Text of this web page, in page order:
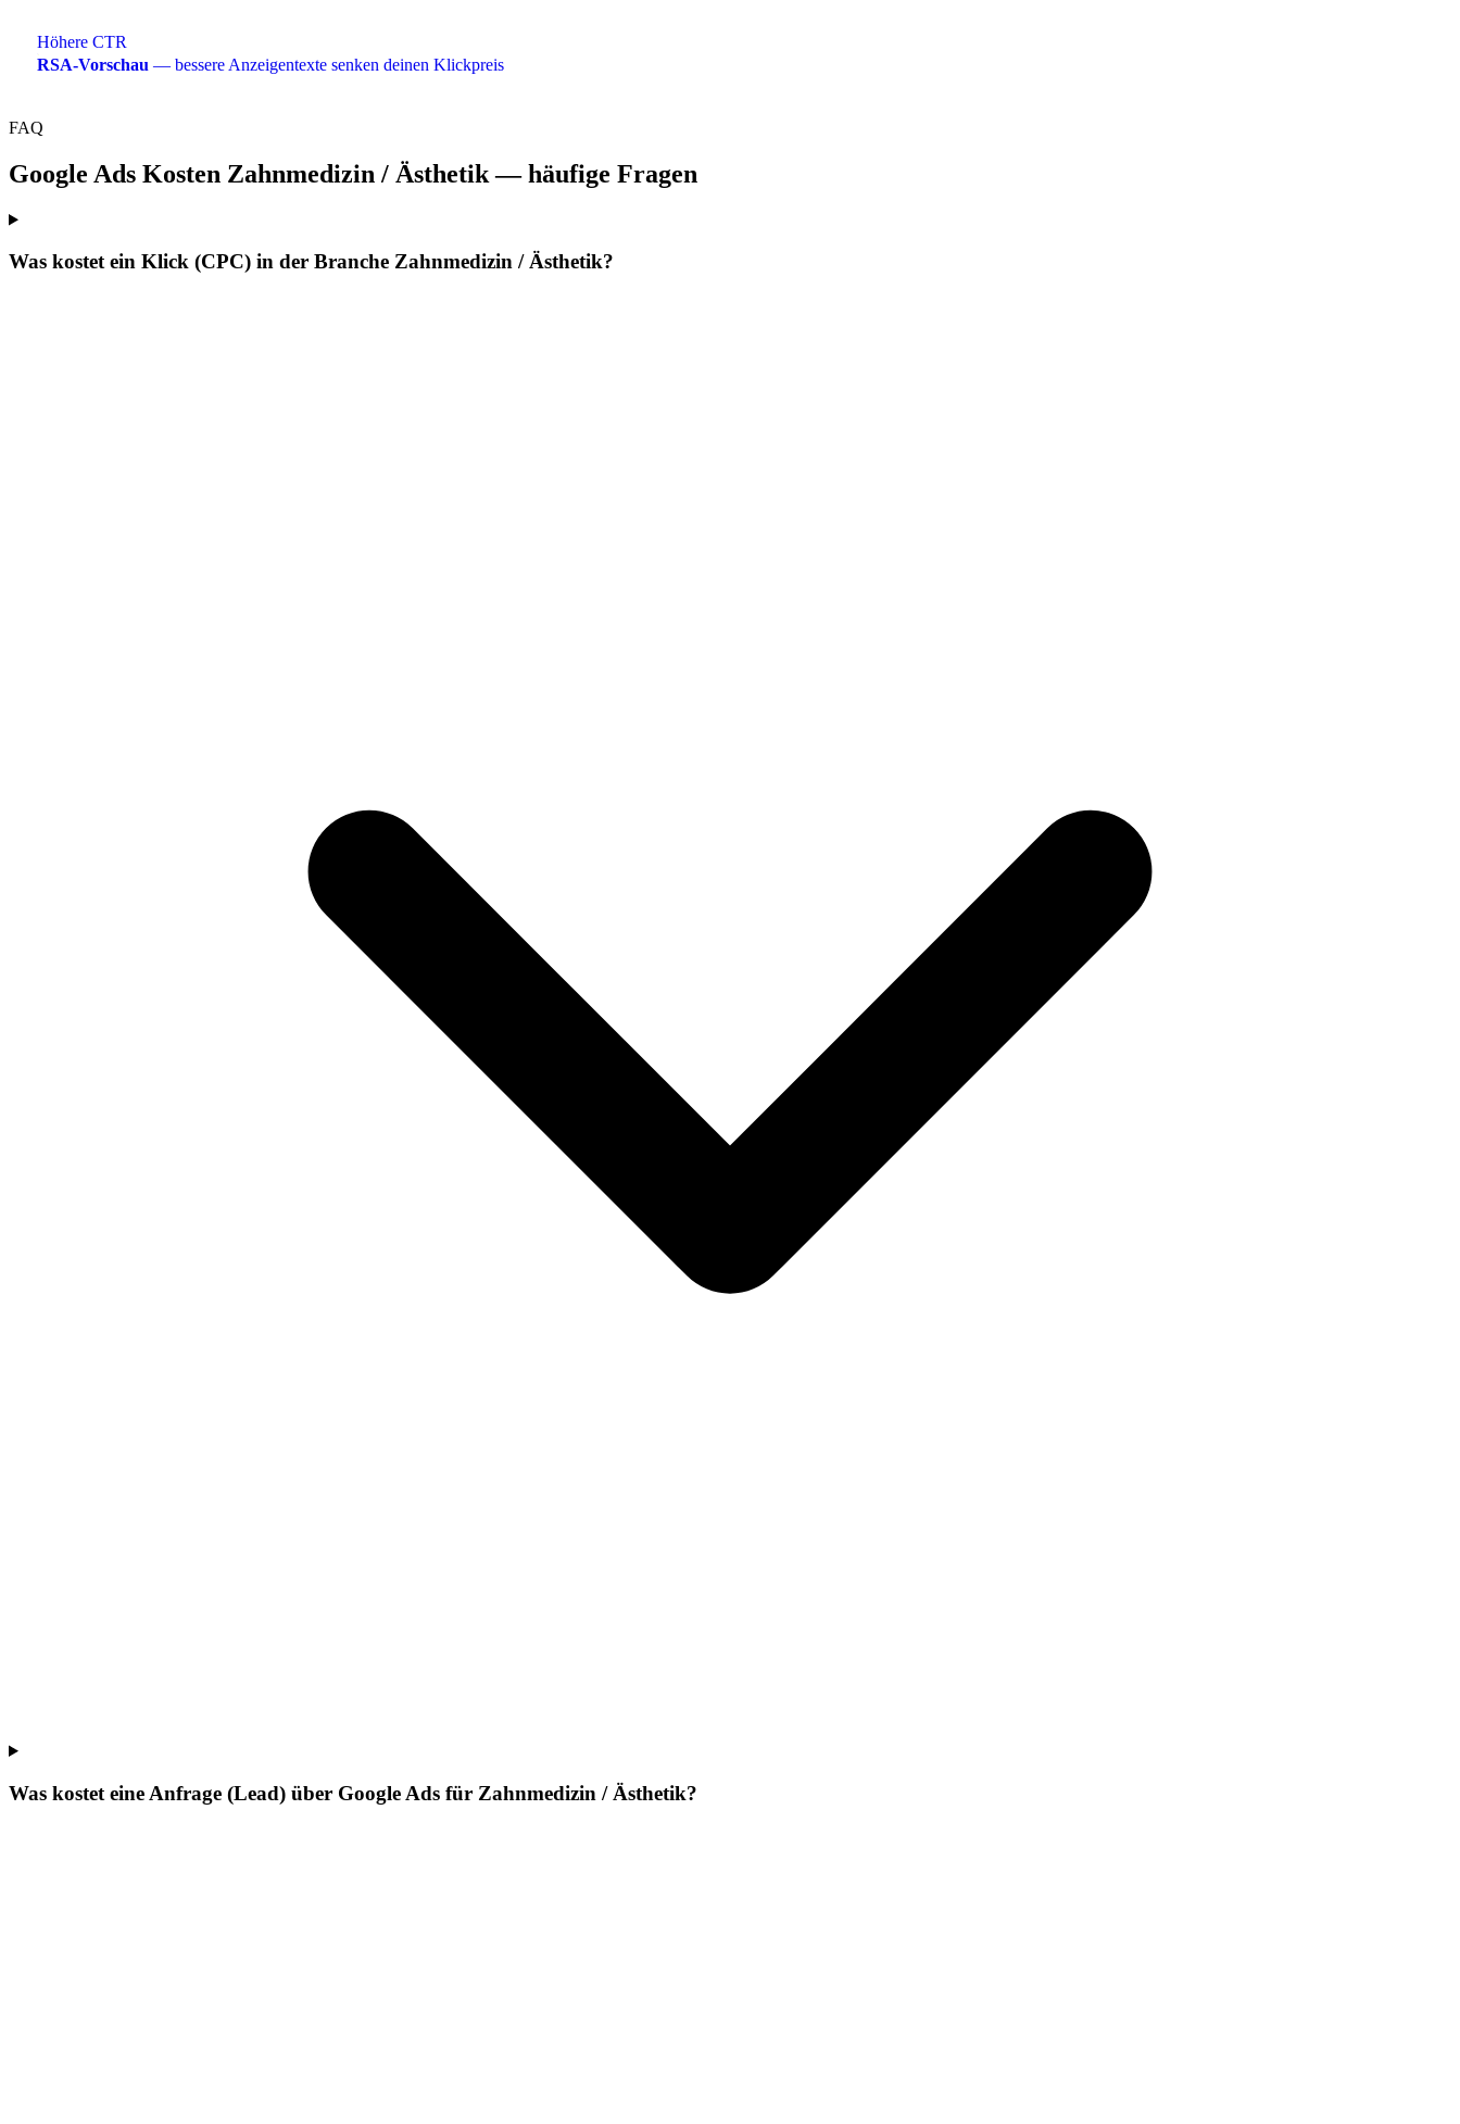
Höhere CTR
RSA-Vorschau — bessere Anzeigentexte senken deinen Klickpreis
FAQ
Google Ads Kosten Zahnmedizin / Ästhetik — häufige Fragen
Was kostet ein Klick (CPC) in der Branche Zahnmedizin / Ästhetik?
Was kostet eine Anfrage (Lead) über Google Ads für Zahnmedizin / Ästhetik?